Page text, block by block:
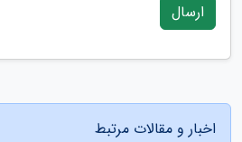
ارسال
اخبار و مقالات مرتبط